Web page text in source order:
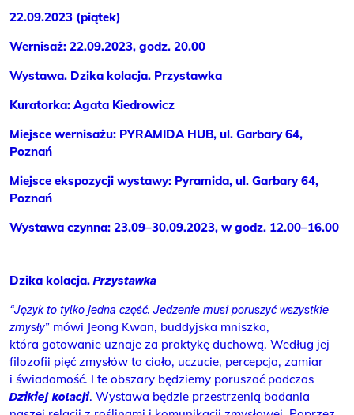
22.09.2023 (piątek)
Wernisaż: 22.09.2023, godz. 20.00
Wystawa. Dzika kolacja. Przystawka
Kuratorka: Agata Kiedrowicz
Miejsce wernisażu: PYRAMIDA HUB, ul. Garbary 64,
Poznań
Miejsce ekspozycji wystawy: Pyramida, ul. Garbary 64,
Poznań
Wystawa czynna: 23.09–30.09.2023, w godz. 12.00–16.00
Dzika kolacja.Przystawka
“Język to tylko jedna część. Jedzenie musi poruszyć wszystkie
zmysły” mówi Jeong Kwan, buddyjska mniszka,
która gotowanie uznaje za praktykę duchową. Według jej
filozofii pięć zmysłów to ciało, uczucie, percepcja, zamiar
i świadomość. I te obszary będziemy poruszać podczas
Dzikiej kolacji. Wystawa będzie przestrzenią badania